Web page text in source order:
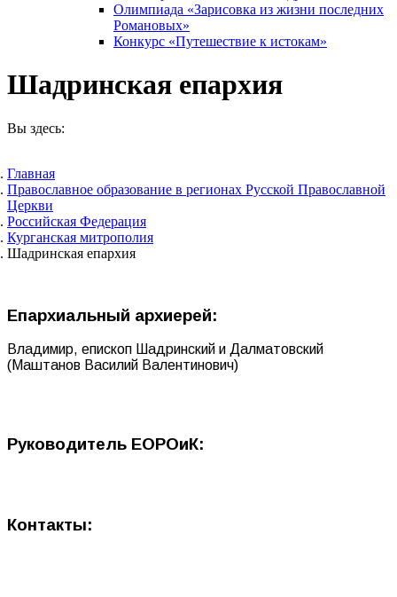
Олимпиада «Зарисовка из жизни последних
Романовых»
Конкурс «Путешествие к истокам»
Шадринская епархия
Вы здесь:
Главная
Православное образование в регионах Русской Православной
Церкви
Российская Федерация
Курганская митрополия
Шадринская епархия
Епархиальный архиерей:
Владимир, епископ Шадринский и Далматовский
(Маштанов Василий Валентинович)
Руководитель ЕОРОиК:
Контакты: